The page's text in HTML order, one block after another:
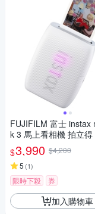
FUJIFILM 富士 instax
k 3 馬上看相機 拍立得
公司貨
$3,990 $4,200
5 (1)
限時下殺 券
加入購物車